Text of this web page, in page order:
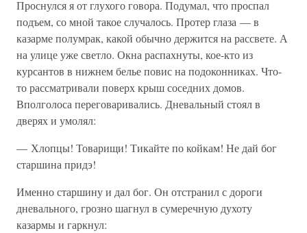
Проснулся я от глухого говора. Подумал, что проспал
подъем, со мной такое случалось. Протер глаза — в
казарме полумрак, какой обычно держится на рассвете. А
на улице уже светло. Окна распахнуты, кое-кто из
курсантов в нижнем белье повис на подоконниках. Что-
то рассматривали поверх крыш соседних домов.
Вполголоса переговаривались. Дневальный стоял в
дверях и умолял:
— Хлопцы! Товарищи! Тикайте по койкам! Не дай бог
старшина придэ!
Именно старшину и дал бог. Он отстранил с дороги
дневального, грозно шагнул в сумеречную духоту
казармы и гаркнул: